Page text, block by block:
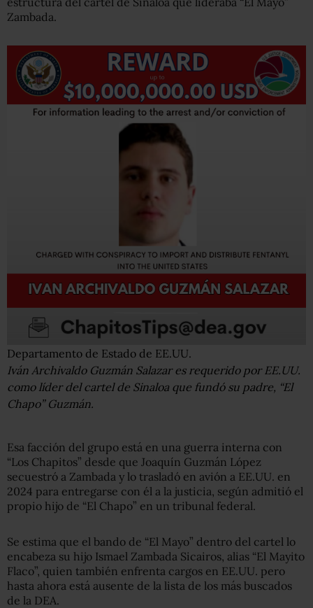
Zambada.
Departamento de Estado de EE.UU.
Iván Archivaldo Guzmán Salazar es requerido por EE.UU.
como líder del cartel de Sinaloa que fundó su padre, “El
Chapo” Guzmán.
Esa facción del grupo está en una guerra interna con
“Los Chapitos” desde que Joaquín Guzmán López
secuestró a Zambada y lo trasladó en avión a EE.UU. en
2024 para entregarse con él a la justicia, según admitió el
propio hijo de “El Chapo” en un tribunal federal.
Se estima que el bando de “El Mayo” dentro del cartel lo
encabeza su hijo Ismael Zambada Sicairos, alias “El Mayito
Flaco”, quien también enfrenta cargos en EE.UU. pero
hasta ahora está ausente de la lista de los más buscados
de la DEA.